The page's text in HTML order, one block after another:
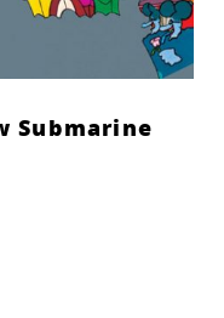
Submarine